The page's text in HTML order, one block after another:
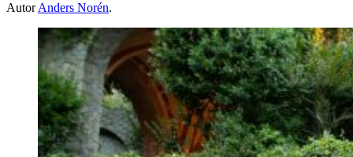
AutorAnders Norén.